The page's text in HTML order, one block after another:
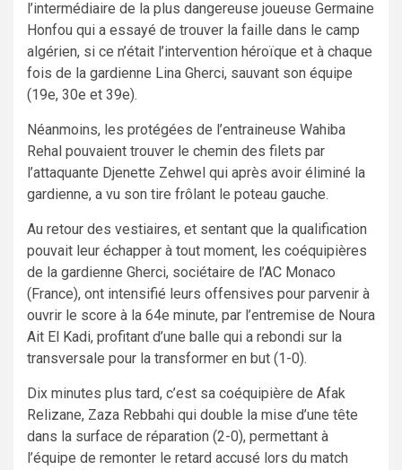
l’intermédiaire de la plus dangereuse joueuse Germaine
Honfou qui a essayé de trouver la faille dans le camp
algérien, si ce n’était l’intervention héroïque et à chaque
fois de la gardienne Lina Gherci, sauvant son équipe
(19e, 30e et 39e).
Néanmoins, les protégées de l’entraineuse Wahiba
Rehal pouvaient trouver le chemin des filets par
l’attaquante Djenette Zehwel qui après avoir éliminé la
gardienne, a vu son tire frôlant le poteau gauche.
Au retour des vestiaires, et sentant que la qualification
pouvait leur échapper à tout moment, les coéquipières
de la gardienne Gherci, sociétaire de l’AC Monaco
(France), ont intensifié leurs offensives pour parvenir à
ouvrir le score à la 64e minute, par l’entremise de Noura
Ait El Kadi, profitant d’une balle qui a rebondi sur la
transversale pour la transformer en but (1-0).
Dix minutes plus tard, c’est sa coéquipière de Afak
Relizane, Zaza Rebbahi qui double la mise d’une tête
dans la surface de réparation (2-0), permettant à
l’équipe de remonter le retard accusé lors du match